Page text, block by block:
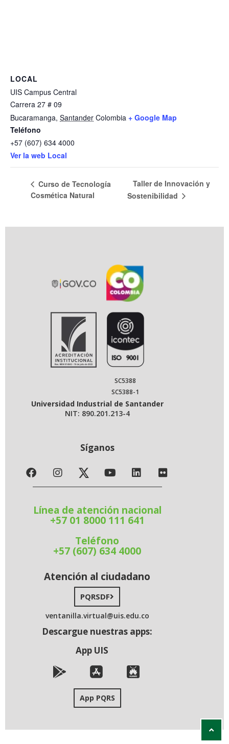
LOCAL
UIS Campus Central
Carrera 27 # 09
Bucaramanga, Santander Colombia + Google Map
Teléfono
+57 (607) 634 4000
Ver la web Local
Curso de Tecnología
Cosmética Natural
Taller de Innovación y
Sostenibilidad